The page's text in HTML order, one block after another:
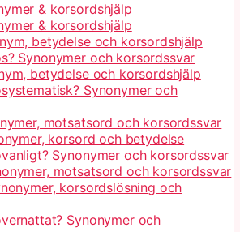
& korsordshjälp
& korsordshjälp
betydelse och korsordshjälp
Synonymer och korsordssvar
betydelse och korsordshjälp
Synonymer och
motsatsord och korsordssvar
korsord och betydelse
Synonymer och korsordssvar
motsatsord och korsordssvar
korsordslösning och
Synonymer och